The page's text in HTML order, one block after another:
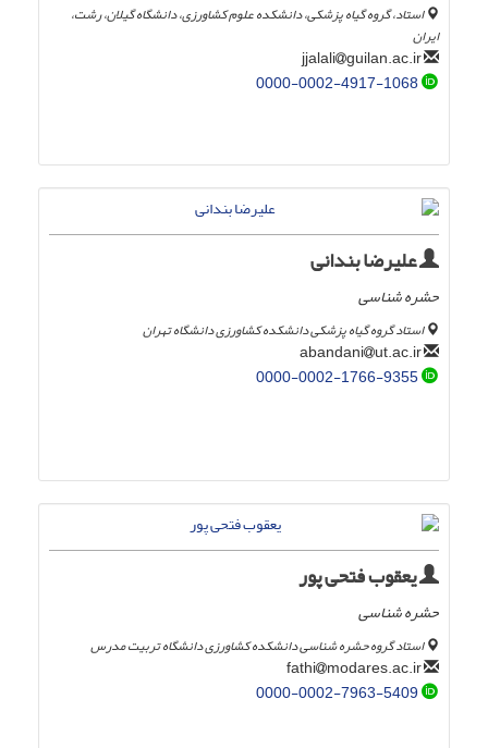
استاد، گروه گیاه پزشکی، دانشکده علوم کشاورزی، دانشگاه گیلان، رشت،
ایران
guilan.ac.ir
0000-0002-4917-1068
علیرضا بندانی
حشره شناسی
استاد گروه گیاه پزشکی دانشکده کشاورزی دانشگاه تهران
ut.ac.ir
0000-0002-1766-9355
یعقوب فتحی پور
حشره شناسی
استاد گروه حشره شناسی دانشکده کشاورزی دانشگاه تربیت مدرس
modares.ac.ir
0000-0002-7963-5409